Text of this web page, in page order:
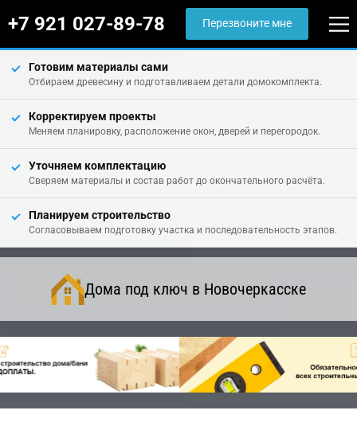
+7 921 027-89-78 Перезвоните мне
Готовим материалы сами
Отбираем древесину и подготавливаем детали домокомплекта.
Корректируем проекты
Меняем планировку, расположение окон, дверей и перегородок.
Уточняем комплектацию
Сверяем материалы и состав работ до окончательного расчёта.
Планируем строительство
Согласовываем подготовку участка и последовательность этапов.
Дома под ключ в Новочеркасске